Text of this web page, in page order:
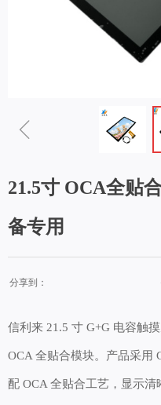
ꁆ
21.5寸 OCA全贴
备专用
信利来 21.5 寸 G+G 电容触
OCA 全贴合模块。产品采用
配 OCA 全贴合工艺，显示清
分享到：